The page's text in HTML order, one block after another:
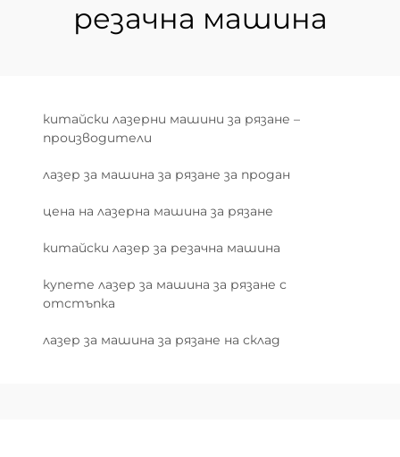
резачна машина
китайски лазерни машини за рязане –
производители
лазер за машина за рязане за продан
цена на лазерна машина за рязане
китайски лазер за резачна машина
купете лазер за машина за рязане с
отстъпка
лазер за машина за рязане на склад